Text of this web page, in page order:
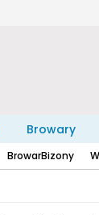
Browary
BrowarBizony